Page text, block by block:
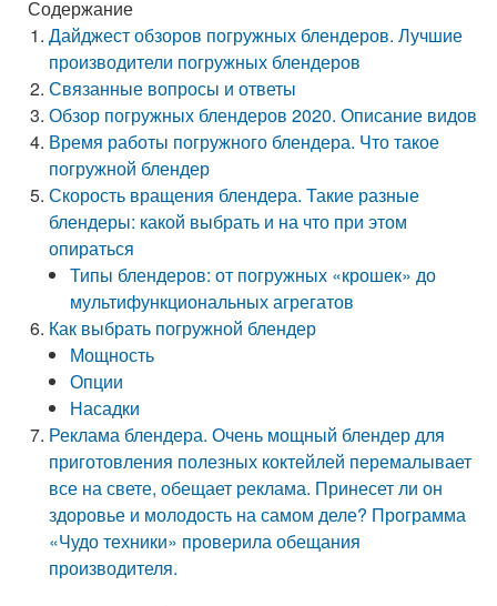
Содержание
Дайджест обзоров погружных блендеров. Лучшие
производители погружных блендеров
Связанные вопросы и ответы
Обзор погружных блендеров 2020. Описание видов
Время работы погружного блендера. Что такое
погружной блендер
Скорость вращения блендера. Такие разные
блендеры: какой выбрать и на что при этом
опираться
Типы блендеров: от погружных «крошек» до
мультифункциональных агрегатов
Как выбрать погружной блендер
Мощность
Опции
Насадки
Реклама блендера. Очень мощный блендер для
приготовления полезных коктейлей перемалывает
все на свете, обещает реклама. Принесет ли он
здоровье и молодость на самом деле? Программа
«Чудо техники» проверила обещания
производителя.